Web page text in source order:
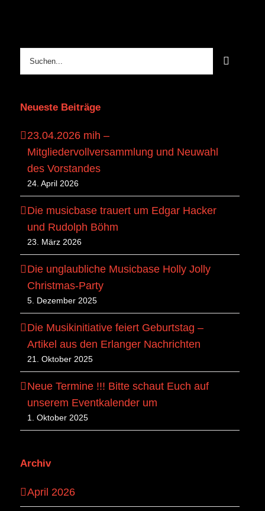
Suche
nach:
Neueste Beiträge
23.04.2026 mih –
Mitgliedervollversammlung und Neuwahl
des Vorstandes
24. April 2026
Die musicbase trauert um Edgar Hacker
und Rudolph Böhm
23. März 2026
Die unglaubliche Musicbase Holly Jolly
Christmas-Party
5. Dezember 2025
Die Musikinitiative feiert Geburtstag –
Artikel aus den Erlanger Nachrichten
21. Oktober 2025
Neue Termine !!! Bitte schaut Euch auf
unserem Eventkalender um
1. Oktober 2025
Archiv
April 2026